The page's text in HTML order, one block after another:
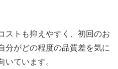
ストも抑えやすく、初回のお
分がどの程度の品質差を気に
いています。